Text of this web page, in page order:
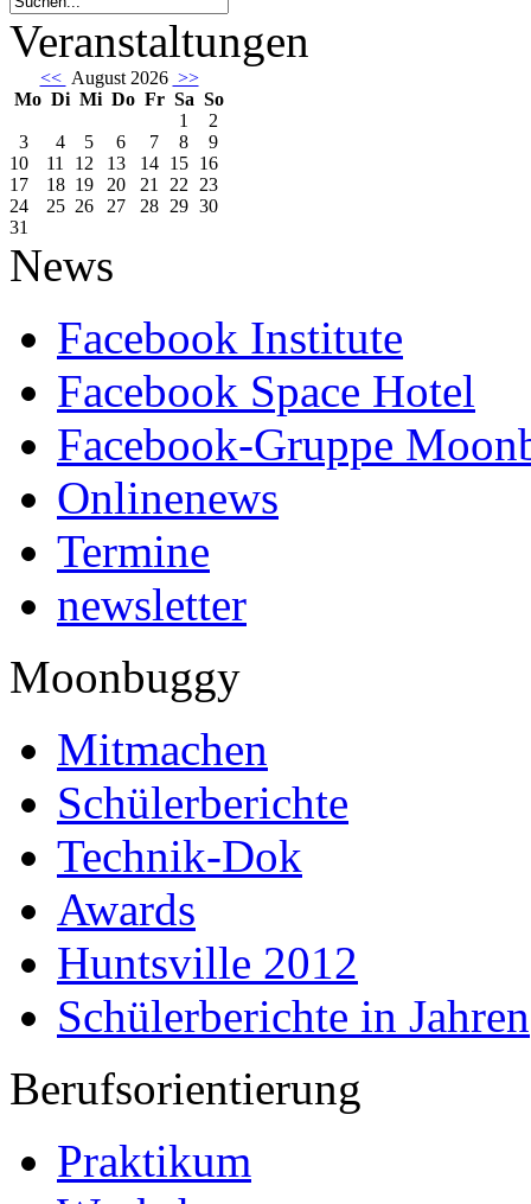
Veranstaltungen
<< August 2026 >>
Mo Di Mi Do Fr Sa So
1
2
3
4 5 6 7 8
9
10
11 12 13 14 15 16
17
18 19 20 21 22 23
24
25 26 27 28 29 30
31
News
Facebook Institute
Facebook Space Hotel
Facebook-Gruppe
Onlinenews
Termine
newsletter
Moonbuggy
Mitmachen
Schülerberichte
Technik-Dok
Awards
Huntsville 2012
Schülerberichte in Jahren
Berufsorientierung
Praktikum